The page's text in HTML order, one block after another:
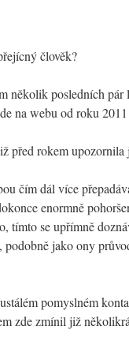
člověk?
několik posledních
na webu od roku
před rokem upozornila
čím dál více
enormně
tímto se upřímně
podobně jako ony
pomyslném
zde zmínil již